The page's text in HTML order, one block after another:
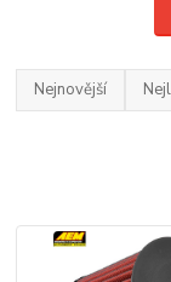
Nejnovější